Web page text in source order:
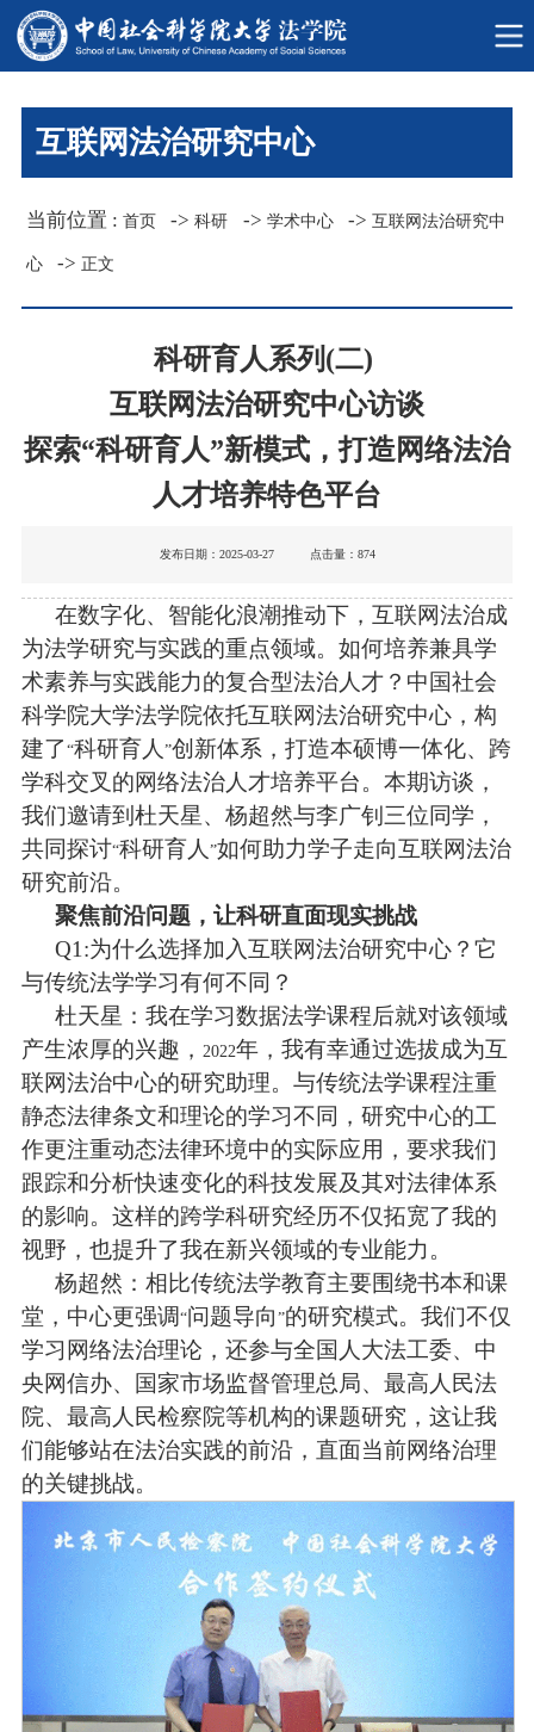
互联网法治研究中心
当前位置 :首页 ->科研 -> 学术中心 ->互联网法治研究中
心 ->正文
科研育人系列(二)
互联网法治研究中心访谈
探索“科研育人”新模式，打造网络法治
人才培养特色平台
发布日期：2025-03-27 点击量： 874
在数字化、智能化浪潮推动下，互联网法治成
为法学研究与实践的重点领域。如何培养兼具学
术素养与实践能力的复合型法治人才？中国社会
科学院大学法学院依托互联网法治研究中心，构
建了 “科研育人 ”创新体系，打造本硕博一体化、跨
学科交叉的网络法治人才培养平台。本期访谈，
我们邀请到杜天星、杨超然与李广钊三位同学，
共同探讨“科研育人 ”如何助力学子走向互联网法治
研究前沿。
聚焦前沿问题，让科研直面现实挑战
Q1:为什么选择加入互联网法治研究中心？它
与传统法学学习有何不同？
杜天星：我在学习数据法学课程后就对该领域
产生浓厚的兴趣， 2022年，我有幸通过选拔成为互
联网法治中心的研究助理。与传统法学课程注重
静态法律条文和理论的学习不同，研究中心的工
作更注重动态法律环境中的实际应用，要求我们
跟踪和分析快速变化的科技发展及其对法律体系
的影响。这样的跨学科研究经历不仅拓宽了我的
视野，也提升了我在新兴领域的专业能力。
杨超然：相比传统法学教育主要围绕书本和课
堂，中心更强调 “问题导向 ”的研究模式。我们不仅
学习网络法治理论，还参与全国人大法工委、中
央网信办、国家市场监督管理总局、最高人民法
院、最高人民检察院等机构的课题研究，这让我
们能够站在法治实践的前沿，直面当前网络治理
的关键挑战。